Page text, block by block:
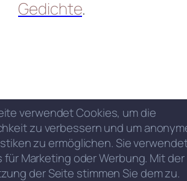
Gedichte.
verwendet Cookies, um die
zu verbessern und um
zu ermöglichen. Sie
für Marketing oder Werbung. Mit der
der Seite stimmen Sie dem zu.